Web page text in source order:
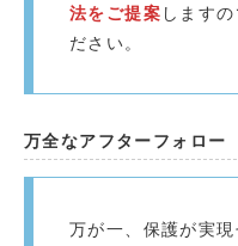
法をご提案 します
ださい。
万全なアフターフォロー
万が一、保護が実現